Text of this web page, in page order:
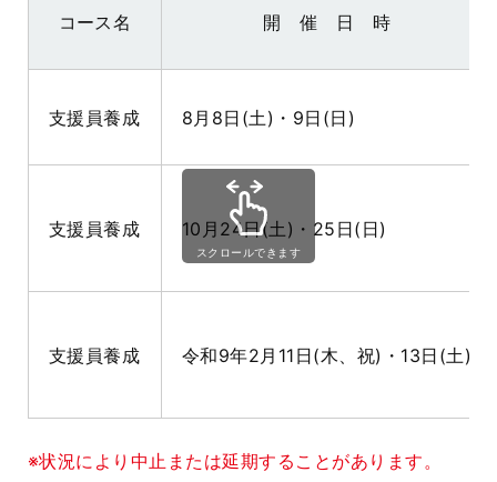
コース名 開 催 日 時
支援員養成 8月8日(土)・9日(日)
支援員養成 10月24日(土)・25日(日)
支援員養成 令和9年2月11日(木、祝)・13日(土)
スクロールできます
※状況により中止または延期することがあります。